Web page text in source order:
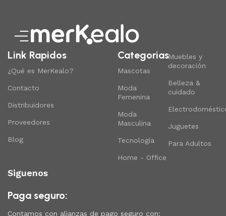
Link Rapidos
¿Qué es MerKealo?
Contacto
Distribuidores
Proveedores
Blog
Categorias
Mascotas
Moda
Femenina
Moda
Masculina
Tecnología
Home - Office
Muebles y
decoración
Belleza &
cuidado
Juguetes
Para Adultos
Siguenos
Paga seguro:
Contamos con alianzas de pago seguro con: